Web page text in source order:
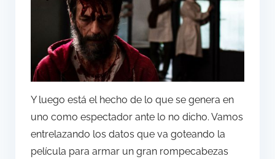
Y luego está el hecho de lo que se genera en
uno como espectador ante lo no dicho. Vamos
entrelazando los datos que va goteando la
película para armar un gran rompecabezas